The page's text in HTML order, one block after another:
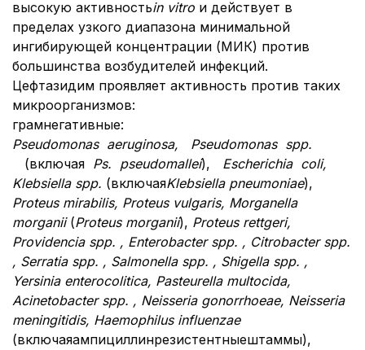
высокую активностьin vitro и действует в
пределах узкого диапазона минимальной
ингибирующей концентрации (МИК) против
большинства возбудителей инфекций.
Цефтазидим проявляет активность против таких
микроорганизмов:
грамнегативные:
Pseudomonas aeruginosa, Pseudomonas spp.
(включая Ps. pseudomallei), Еscherichia coli,
Klebsiella spp. (включаяKlebsiella pneumoniae),
Proteus mirabilis, Proteus vulgaris, Morganella
morganii(Proteus morganii), Proteus rettgeri,
Providencia spp. , Enterobacter spp. , Citrobacter spp.
, Serratia spp. , Salmonella spp. , Shigella spp. ,
Yersinia enterocolitica, Pasteurella multocida,
Acinetobacter spp. , Neisseria gonorrhoeae, Neisseria
meningitidis, Haemophilus influenzae
(включаяампициллинрезистентныештаммы),